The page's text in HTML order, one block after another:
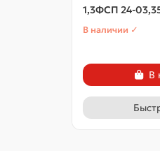
1,3ФСП 24-
В наличии ✓
В